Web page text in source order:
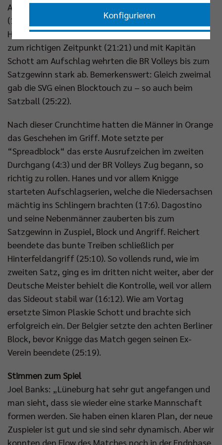
Angriffsfehlern von Jake Hanes glich Lüneburg aus
(15:15) und durch ein Kunstmann-Ass geriet man ins
Hintertreffen (17:18). Dann kam ein Ass von Hanes
zum richtigen Zeitpunkt (21:21) und mit Kapitän
Schott am Aufschlag wehrten die BR Volleys bis zum
Satzgewinn stark ab. Bemerkenswert: Gleich zweimal
gab die SVG einen Blocktouch zu – so auch beim
Satzball (25:22).
Nach dieser Crunchtime hatten die Männer in Orange
das Geschehen im Griff. Mote setzte per
“Spreadblock“ das erste Ausrufzeichen im zweiten
Durchgang (4:3) und der BR Volleys Zug begann, so
richtig zu rollen. Hanes und vor allem Knigge
starteten Aufschlagserien, welche die Niedersachsen
mächtig ins Schlingern brachten (17:6). Dagostino
und seine Nebenmänner zauberten bis zum
Satzgewinn in Zuspiel, Block und Angriff. Reichert
beendete das bunte Treiben schließlich per
Hinterfeldangriff (25:10). So vollends rund, wie im
zweiten Satz, ging es im dritten nicht weiter, aber der
Deutsche Meister behielt die Kontrolle, weil vor allem
das Sideout stabil war (16:12). Wie am Vortag
ersetzte Simon Plaskie Schott und brachte sich
erfolgreich ein. Der Belgier setzte den achten Berliner
Block, bevor Knigge das Match gegen seinen Ex-
Verein beendete (25:19).
Stimmen zum Spiel
Joel Banks: „Lüneburg hat sehr gut angefangen und
man sieht, dass sie wieder eine starke Mannschaft
formen werden. Sie haben einen klaren Plan, der neue
Zuspieler ist gut und sie sind sehr dynamisch. Aber wir
konnten den Flow des Matches noch in der Endphase
Konfigurieren
Nur essenzielle Cookies akzeptieren
Impressum|Datenschutzerklärung